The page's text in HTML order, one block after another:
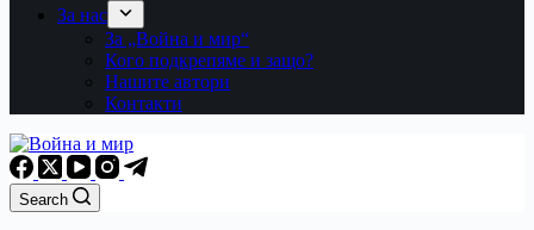
За нас
За „Война и мир“
Кого подкрепяме и защо?
Нашите автори
Контакти
Search